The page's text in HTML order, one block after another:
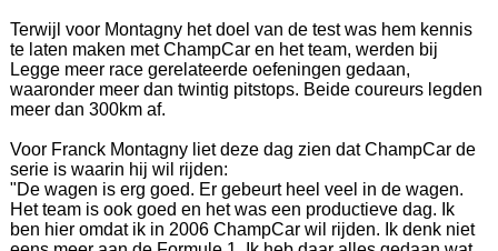
Terwijl voor Montagny het doel van de test was hem kennis
te laten maken met ChampCar en het team, werden bij
Legge meer race gerelateerde oefeningen gedaan,
waaronder meer dan twintig pitstops. Beide coureurs legden
meer dan 300km af.
Voor Franck Montagny liet deze dag zien dat ChampCar de
serie is waarin hij wil rijden:
"De wagen is erg goed. Er gebeurt heel veel in de wagen.
Het team is ook goed en het was een productieve dag. Ik
ben hier omdat ik in 2006 ChampCar wil rijden. Ik denk niet